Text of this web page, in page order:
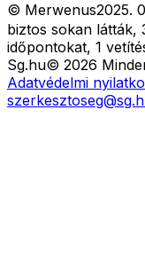
© Merwenus2025.
biztos sokan látták,
időpontokat, 1
Sg.hu© 2026
Adatvédelmi